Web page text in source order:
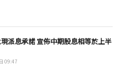
派息承諾 宣佈中期股息相等於上半
09:47